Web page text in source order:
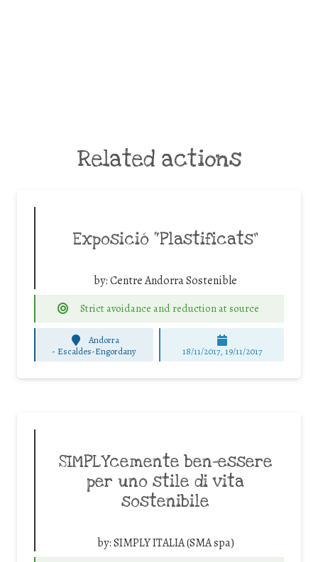
Related actions
Exposició “Plastificats”
by:Centre Andorra Sostenible
Strict avoidance and reduction at source
Andorra
- Escaldes-Engordany 18/11/2017, 19/11/2017
SIMPLYcemente ben-essere
per uno stile di vita
sostenibile
by:SIMPLY ITALIA (SMA spa)